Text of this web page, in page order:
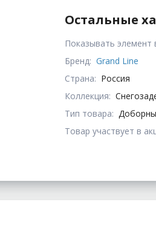
Остальные
Показывать элемент
Бренд: Grand Line
Страна: Россия
Коллекция:
Тип товара:
Товар участвует в